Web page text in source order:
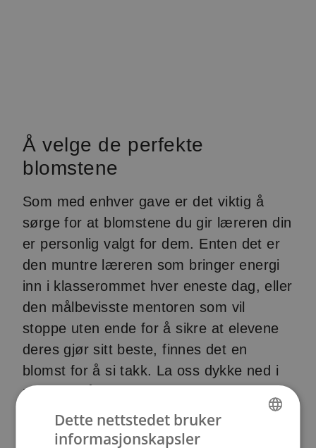
Å velge de perfekte
blomstene
Som med enhver gave er det viktig å
sørge for at blomstene du gir læreren din
er personlig valgt for dem. Enten det er
den muntre læreren som bringer energi
inn i klasserommet hver eneste dag, eller
den målbevisste mentoren som vil
stoppe uten ende for å sikre at elevene
deres gjør sitt beste, finnes det en
blomst for å si takk. La oss dykke ned i
noen av våre favorittideer for blomster
som verdsetter lærere og de forskjellige
blomstertypene som passer for lærere.
Dette nettstedet bruker
informasjonskapsler